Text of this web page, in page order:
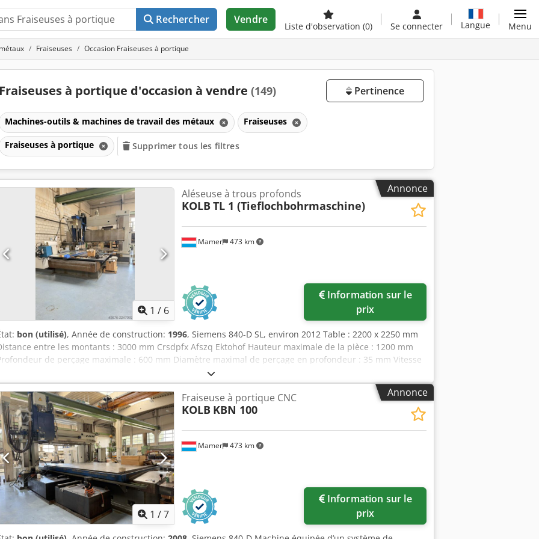
Rechercher Vendre
Liste d'observation (0) Se connecter Langue Menu
Fraiseuses Occasion Fraiseuses à portique
Fraiseuses à portique d'occasion à vendre (149) Pertinence
Machines-outils & machines de travail des métaux Fraiseuses
Fraiseuses à portique Supprimer tous les filtres
Annonce
1 / 6
Mamer 473 km
Aléseuse à trous profonds
KOLB TL 1 (Tieflochbohrmaschine)
Information sur le
prix
bon (utilisé), Année de construction: 1996, Siemens 840-D SL, environ 2012 Table : 2200 x 2250 mm
entre les montants : 3000 mm Crsdpfx Afszq Ektohof Hauteur maximale de la pièce : 1200 mm
de perçage maximale : 600 mm Diamètre maximal de perçage en profondeur : 35 mm Vitesse
de rotation de la broche : 3500 tr/min Puissance de la broche : 15 kW
Annonce
1 /7
Mamer 473 km
Fraiseuse à portique CNC
KOLB KBN 100
Information sur le
prix